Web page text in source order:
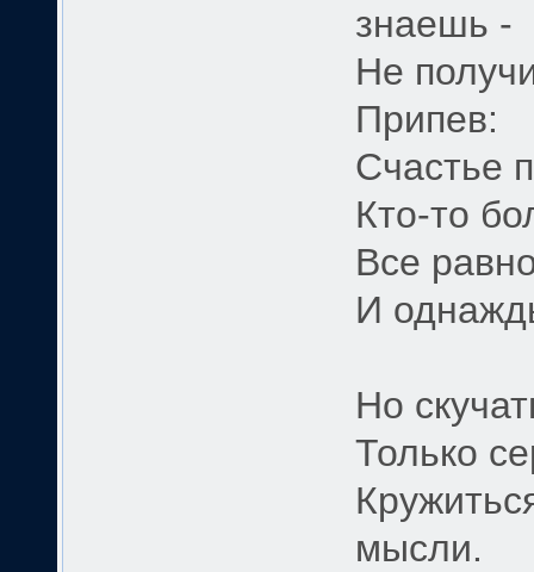
знаешь -
Не
Припев:
Счастье
Кто-то
Все
И
Но
Только
мысли.